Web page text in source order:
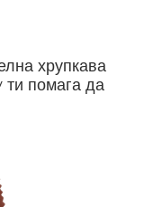
хрупкава
помага да